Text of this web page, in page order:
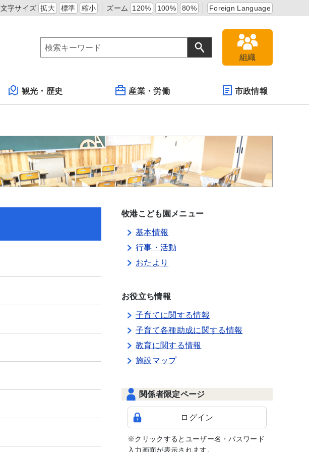
文字サイズ 拡大 標準 縮小 ズーム 120% 100% 80% Foreign Language
組織
観光・歴史 産業・労働 市政情報
牧港こども園メニュー
基本情報
行事・活動
おたより
お役立ち情報
子育てに関する情報
子育て各種助成に関する情報
教育に関する情報
施設マップ
関係者限定ページ
ログイン
※クリックするとユーザー名・パスワード
入力画面が表示されます。